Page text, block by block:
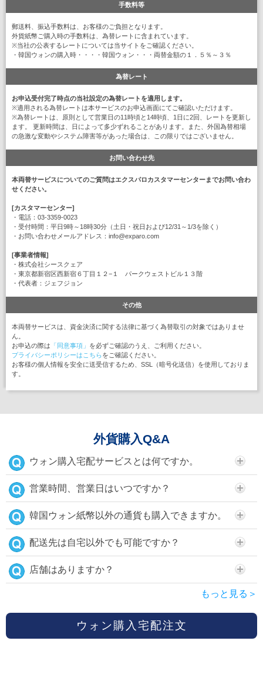
手数料等
郵送料、振込手数料は、お客様のご負担となります。
外貨紙幣ご購入時の手数料は、為替レートに含まれています。
※当社の公表するレートについては当サイトをご確認ください。
・韓国ウォンの購入時・・・・韓国ウォン・・・両替金額の１．５％～３％
為替レート
お申込受付完了時点の当社設定の為替レートを適用します。
※適用される為替レートは本サービスのお申込画面にてご確認いただけます。
※為替レートは、原則として営業日の11時頃と14時頃、1日に2回、レートを更新し
ます。 更新時間は、日によって多少ずれることがあります。また、外国為替相場
の急激な変動やシステム障害等があった場合は、この限りではございません。
お問い合わせ先
本両替サービスについてのご質問はエクスパロカスタマーセンターまでお問い合わ
せください。
[カスタマーセンター]
・電話：03-3359-0023
・受付時間：平日9時～18時30分（土日・祝日および12/31～1/3を除く）
・お問い合わせメールアドレス：info@exparo.com
[事業者情報]
・株式会社シースクェア
・東京都新宿区西新宿６丁目１２−１ パークウェストビル１３階
・代表者：ジェフジョン
その他
本両替サービスは、資金決済に関する法律に基づく為替取引の対象ではありませ
ん。
お申込の際は 「同意事項」 を必ずご確認のうえ、ご利用ください。
プライバシーポリシーはこちらをご確認ください。
お客様の個人情報を安全に送受信するため、SSL（暗号化送信）を使用しておりま
す。
外貨購入Q&A
ウォン購入宅配サービスとは何ですか。
営業時間、営業日はいつですか？
韓国ウォン紙幣以外の通貨も購入できますか。
配送先は自宅以外でも可能ですか？
店舗はありますか？
もっと見る＞
ウォン購入宅配注文